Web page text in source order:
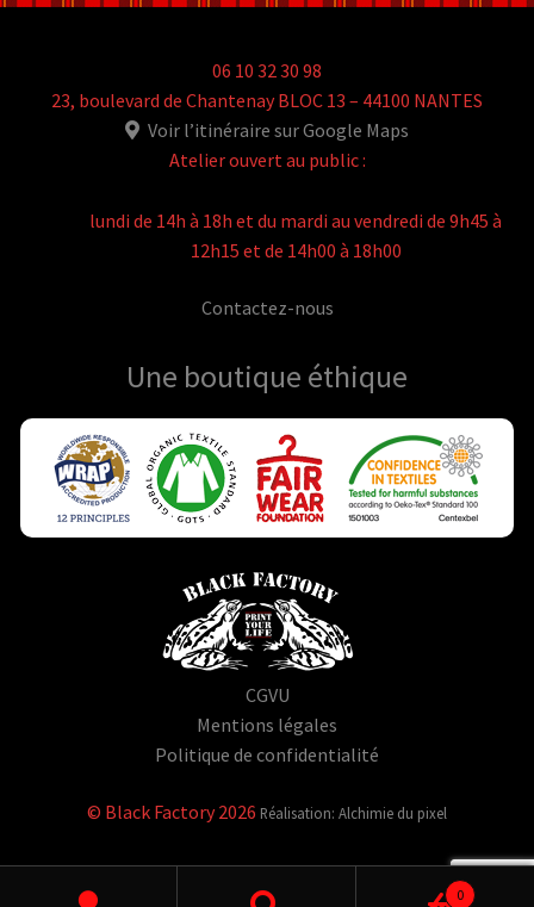
06 10 32 30 98
23, boulevard de Chantenay BLOC 13 – 44100 NANTES
Voir l’itinéraire sur Google Maps
Atelier ouvert au public :
lundi de 14h à 18h et du mardi au vendredi de 9h45 à
12h15 et de 14h00 à 18h00
Contactez-nous
Une boutique éthique
CGVU
Mentions légales
Politique de confidentialité
© Black Factory 2026 Réalisation: Alchimie du pixel
Rechercher un produit 0